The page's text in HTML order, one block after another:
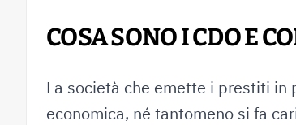
COSA SONO I CDO E
La società che emette i prestiti
economica, né tantomeno si fa